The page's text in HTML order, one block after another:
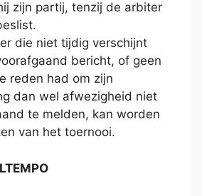
zijn partij, tenzij de arbiter
die niet tijdig verschijnt
bericht, of geen
reden had om zijn
dan wel afwezigheid niet
te melden, kan worden
van het toernooi.